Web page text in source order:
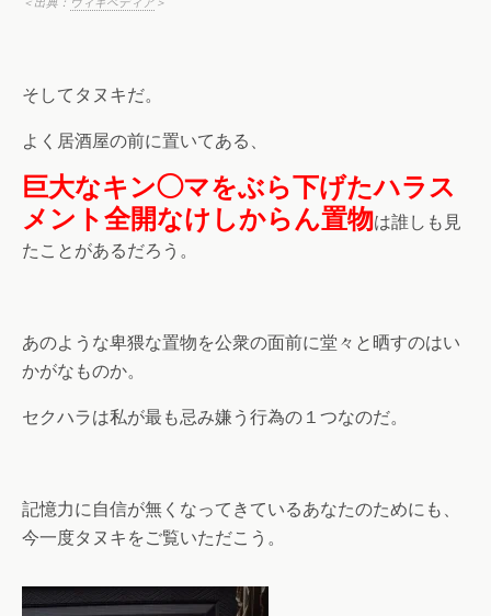
＜出典： ウィキペディア ＞
そしてタヌキだ。
よく居酒屋の前に置いてある、
巨大なキン◯マをぶら下げたハラス
メント全開なけしからん置物は誰しも見
たことがあるだろう。
あのような卑猥な置物を公衆の面前に堂々と晒すのはい
かがなものか。
セクハラは私が最も忌み嫌う行為の１つなのだ。
記憶力に自信が無くなってきているあなたのためにも、
今一度タヌキをご覧いただこう。